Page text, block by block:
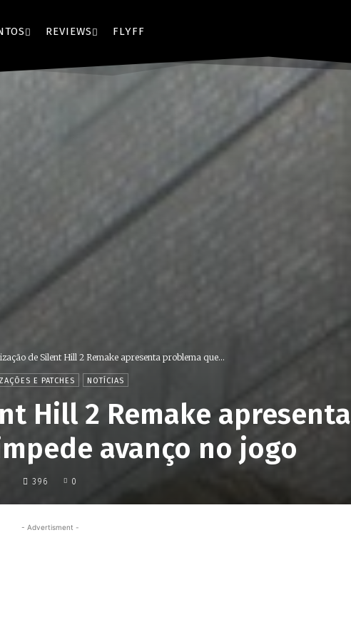
REVIEWS FLYFF
de Silent Hill 2 Remake apresenta problema que...
E PATCHES NOTÍCIAS
Hill 2 Remake apresenta
avanço no jogo
396 0
- Advertisment -